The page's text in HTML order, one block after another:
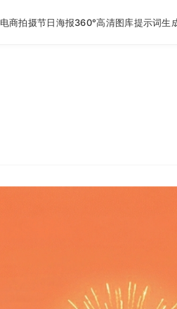
电商拍摄节日海报360°高清图库提示词生